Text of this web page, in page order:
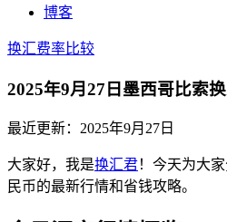
博客
换汇费率比较
2025年9月27日墨西哥比索
最近更新： 2025年9月27日
大家好，我是换汇君！今天为大
民币的最新行情和省钱攻略。